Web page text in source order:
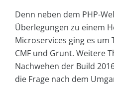
Denn neben dem PHP-
Überlegungen zu einem
Microservices ging es um
CMF und Grunt. Weitere
Nachwehen der Build
die Frage nach dem